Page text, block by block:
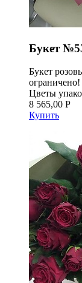
Букет
Букет
Цветы
8 565,00 Р
Купить